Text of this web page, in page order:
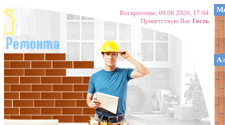
Воскресенье, 09.08.2026, 17:04
Приветствую Вас Гость